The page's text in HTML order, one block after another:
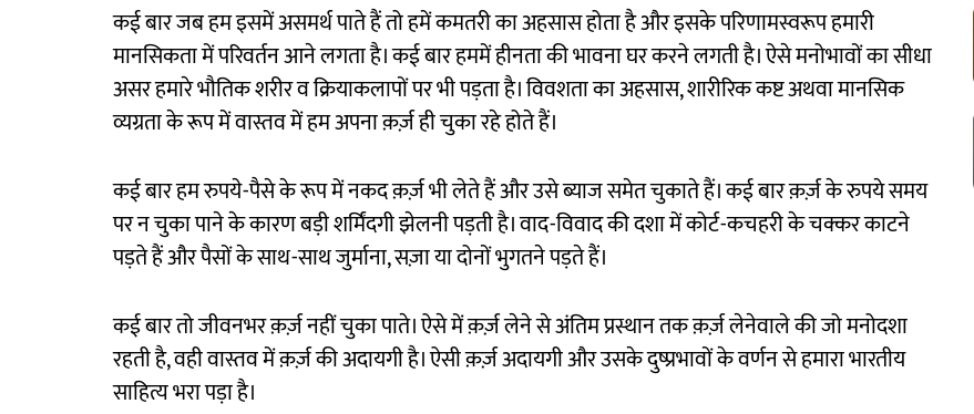
कई बार जब हम इसमें असमर्थ पाते हैं तो हमें कमतरी का अहसास होता है और इसके परिणामस्वरूप हमारी
मानसिकता में परिवर्तन आने लगता है। कई बार हममें हीनता की भावना घर करने लगती है। ऐसे मनोभावों का सीधा
असर हमारे भौतिक शरीर व क्रियाकलापों पर भी पड़ता है। विवशता का अहसास, शारीरिक कष्ट अथवा मानसिक
व्यग्रता के रूप में वास्तव में हम अपना क़र्ज़ ही चुका रहे होते हैं।
कई बार हम रुपये-पैसे के रूप में नकद क़र्ज़ भी लेते हैं और उसे ब्याज समेत चुकाते हैं। कई बार क़र्ज़ के रुपये समय
पर न चुका पाने के कारण बड़ी शर्मिंदगी झेलनी पड़ती है। वाद-विवाद की दशा में कोर्ट-कचहरी के चक्कर काटने
पड़ते हैं और पैसों के साथ-साथ जुर्माना, सज़ा या दोनों भुगतने पड़ते हैं।
कई बार तो जीवनभर क़र्ज़ नहीं चुका पाते। ऐसे में क़र्ज़ लेने से अंतिम प्रस्थान तक क़र्ज़ लेनेवाले की जो मनोदशा
रहती है, वही वास्तव में क़र्ज़ की अदायगी है। ऐसी क़र्ज़ अदायगी और उसके दुष्प्रभावों के वर्णन से हमारा भारतीय
साहित्य भरा पड़ा है।